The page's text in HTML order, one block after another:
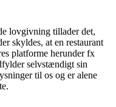
lovgivning tillader det,
skyldes, at en restaurant
platforme herunder fx
selvstændigt sin
til os og er alene